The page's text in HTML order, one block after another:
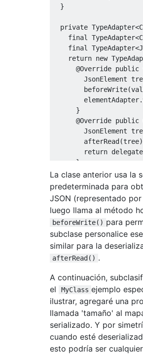
}
private TypeAdapter<C
final
TypeAdapter<C
final
TypeAdapter<
return new
@Override public
JsonElement
        beforeWrite
(
        elementAdapter
.
}
@Override public
JsonElement
        afterRead
(tree
return delegate
}
};
/**
* Override this to
* the outgoing JSON
   */
protected
void
}
/**
* Override this to
* the application
   */
protected
void
}
}
La clase anterior usa la
predeterminada para
JSON (representado por
luego llama al método
beforeWrite() para
subclase personalice
similar para la
afterRead() .
A continuación,
el
MyClass ejemplo
ilustrar, agregaré una
llamada 'tamaño' al
serializado. Y por
cuando esté
esto podría ser